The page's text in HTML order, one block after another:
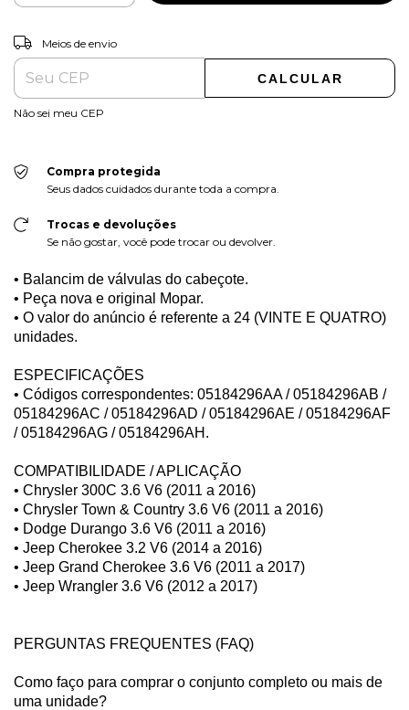
Entregas para o CEP:
Meios de envio
CALCULAR
Não sei meu CEP
Compra protegida
Seus dados cuidados durante toda a compra.
Trocas e devoluções
Se não gostar, você pode trocar ou devolver.
• Balancim de válvulas do cabeçote.
• Peça nova e original Mopar.
• O valor do anúncio é referente a 24 (VINTE E QUATRO)
unidades.
ESPECIFICAÇÕES
• Códigos correspondentes: 05184296AA / 05184296AB /
05184296AC / 05184296AD / 05184296AE / 05184296AF
/ 05184296AG / 05184296AH.
COMPATIBILIDADE / APLICAÇÃO
• Chrysler 300C 3.6 V6 (2011 a 2016)
• Chrysler Town & Country 3.6 V6 (2011 a 2016)
• Dodge Durango 3.6 V6 (2011 a 2016)
• Jeep Cherokee 3.2 V6 (2014 a 2016)
• Jeep Grand Cherokee 3.6 V6 (2011 a 2017)
• Jeep Wrangler 3.6 V6 (2012 a 2017)
PERGUNTAS FREQUENTES (FAQ)
Como faço para comprar o conjunto completo ou mais de
uma unidade?